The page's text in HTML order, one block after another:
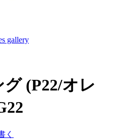
gallery
(P22/オレ
く